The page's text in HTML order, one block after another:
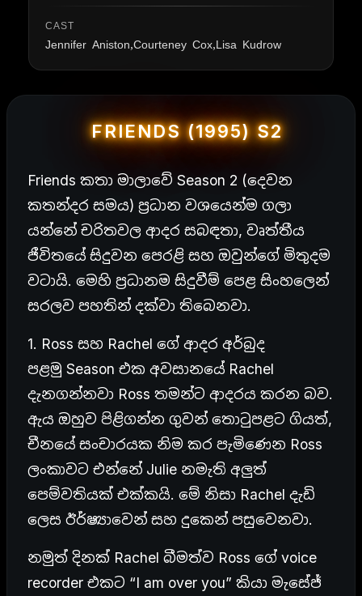
CAST
Jennifer Aniston,Courteney Cox,Lisa Kudrow
FRIENDS (1995) S2
Friends කතා මාලාවේ Season 2 (දෙවන
කතන්දර සමය) ප්‍රධාන වශයෙන්ම ගලා
යන්නේ චරිතවල ආදර සබඳතා, වෘත්තීය
ජීවිතයේ සිදුවන පෙරළි සහ ඔවුන්ගේ මිතුදම
වටායි. මෙහි ප්‍රධානම සිදුවීම් පෙළ සිංහලෙන්
සරලව පහතින් දක්වා තිබෙනවා.
1. Ross සහ Rachel ගේ ආදර අර්බුද
පළමු Season එක අවසානයේ Rachel
දැනගන්නවා Ross තමන්ට ආදරය කරන බව.
ඇය ඔහුව පිළිගන්න ගුවන් තොටුපළට ගියත්,
චීනයේ සංචාරයක නිම කර පැමිණෙන Ross
ලංකාවට එන්නේ Julie නමැති අලුත්
පෙම්වතියක් එක්කයි. මේ නිසා Rachel දැඩි
ලෙස ඊර්ෂ්‍යාවෙන් සහ දුකෙන් පසුවෙනවා.
නමුත් දිනක් Rachel බීමත්ව Ross ගේ voice
recorder එකට “I am over you” කියා මැසේජ්